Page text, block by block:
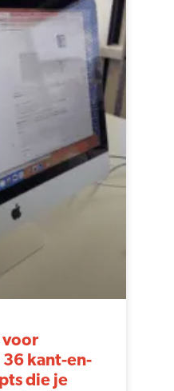
voor
kant-en-
die je